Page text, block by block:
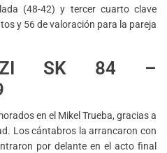
(48-42) y tercer cuarto clave
y 56 de valoración para la pareja
SK 84 –
en el Mikel Trueba, gracias a
Los cántabros la arrancaron con
por delante en el acto final